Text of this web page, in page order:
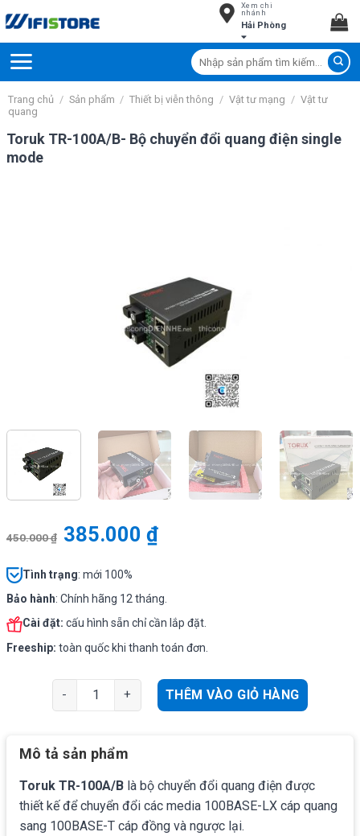
to
Xem chi
nhánh
Hải Phòng
Tìm
kiếm:
Trang chủ / Sản phẩm / Thiết bị viễn thông / Vật tư mạng / Vật tư
quang
Toruk TR-100A/B- Bộ chuyển đổi quang điện single
mode
450.000₫ 385.000₫
Tình trạng: mới 100%
Bảo hành: Chính hãng 12 tháng.
Cài đặt: cấu hình sẵn chỉ cần lắp đặt.
Freeship: toàn quốc khi thanh toán đơn.
Toruk TR-100A/B- Bộ chuyển đổi quang điện single
THÊM VÀO GIỎ HÀNG
Mô tả sản phẩm
Toruk TR-100A/B là bộ chuyển đổi quang điện được
thiết kế để chuyển đổi các media 100BASE-LX cáp quang
sang 100BASE-T cáp đồng và ngược lại.